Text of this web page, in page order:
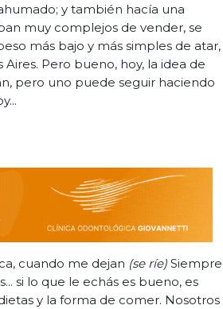
y también hacía una
muy complejos de vender, se
más bajo y más simples de atar,
Pero bueno, hoy, la idea de
pero uno puede seguir haciendo
cuando me dejan (se ríe) Siempre
si lo que le echás es bueno, es
y la forma de comer. Nosotros